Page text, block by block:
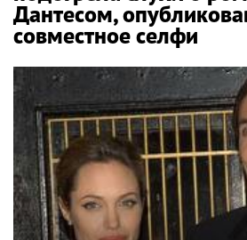
Дантесом,
совместное селфи